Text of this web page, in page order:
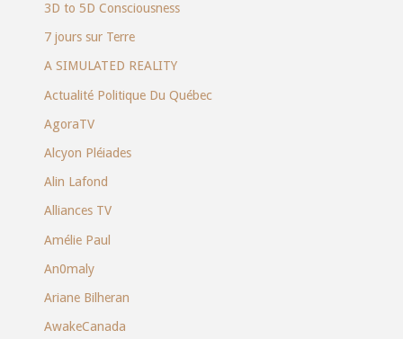
3D to 5D Consciousness
7 jours sur Terre
A SIMULATED REALITY
Actualité Politique Du Québec
AgoraTV
Alcyon Pléiades
Alin Lafond
Alliances TV
Amélie Paul
An0maly
Ariane Bilheran
AwakeCanada